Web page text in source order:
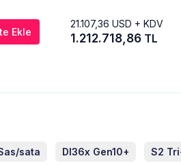
Ekle
21.107,36 USD + KDV
1.212.718,86 TL
sata Dl36x Gen10+ S2